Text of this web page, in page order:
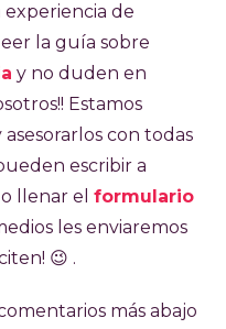
experiencia de
la guía sobre
y no duden en
Estamos
con todas
escribir a
o llenar el formulario
les enviaremos
😉 .
más abajo